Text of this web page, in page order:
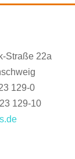
Straße 22a
129-0
129-10